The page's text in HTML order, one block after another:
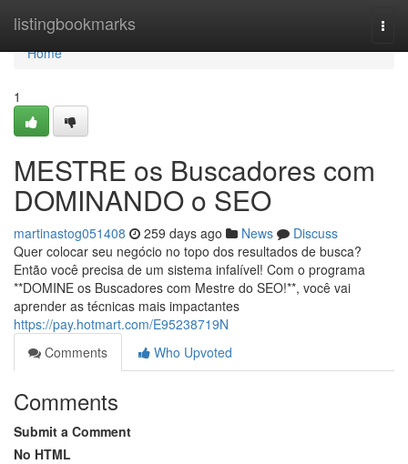
listingbookmarks
Home
Home
1
MESTRE os Buscadores com
DOMINANDO o SEO
martinastog051408 259 days ago News
Discuss
Quer colocar seu negócio no topo dos resultados de busca?
Então você precisa de um sistema infalível! Com o programa
**DOMINE os Buscadores com Mestre do SEO!**, você vai
aprender as técnicas mais impactantes
https://pay.hotmart.com/E95238719N
Comments
Who Upvoted
Comments
Submit a Comment
No HTML